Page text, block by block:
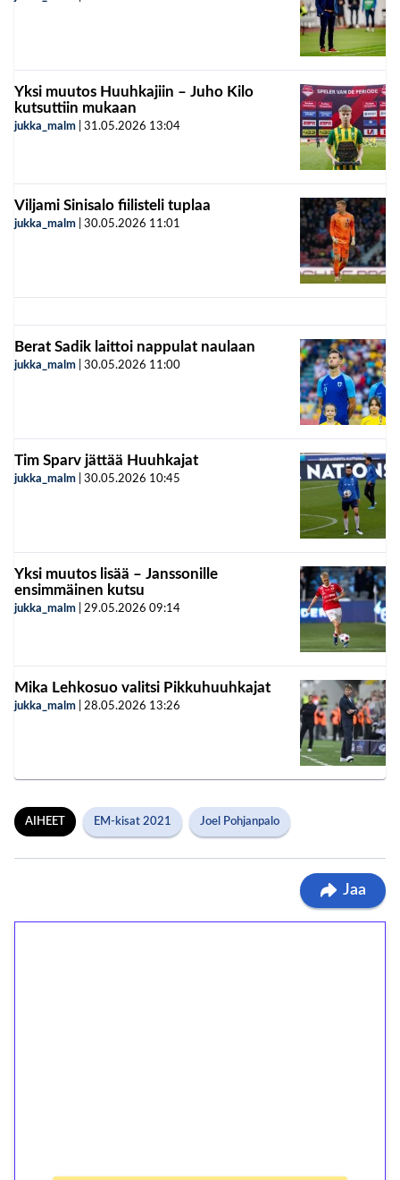
Yksi muutos Huuhkajiin – Juho Kilo
kutsuttiin mukaan
jukka_malm 31.05.2026 13:04
Viljami Sinisalo fiilisteli tuplaa
jukka_malm 30.05.2026 11:01
Berat Sadik laittoi nappulat naulaan
jukka_malm 30.05.2026 11:00
Tim Sparv jättää Huuhkajat
jukka_malm 30.05.2026 10:45
Yksi muutos lisää – Janssonille
ensimmäinen kutsu
jukka_malm 29.05.2026 09:14
Mika Lehkosuo valitsi Pikkuhuuhkajat
jukka_malm 28.05.2026 13:26
AIHEET EM-kisat 2021 Joel Pohjanpalo
Jaa